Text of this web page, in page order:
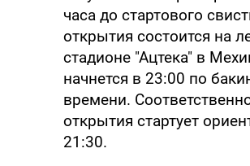
часа до стартового
открытия состоится на
стадионе "Ацтека" в
начнется в 23:00 по
времени.
открытия стартует
21:30.